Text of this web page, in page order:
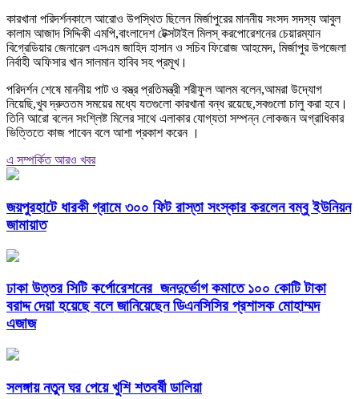
কারখানা পরিদর্শনকালে আরোও উপস্থিত ছিলেন মির্জাপুরের মাননীয় সংসদ সদস্য আবুল
কালাম আজাদ সিদ্দিকী এমপি,বাংলাদেশ টেক্সটাইল মিলস্ করপোরেশনের চেয়ারম্যান
বিগ্রেডিয়ার জেনারেল এসএম জাহিদ হাসান ও সচিব ফিরোজ আহমেদ, মির্জাপুর উপজেলা
নির্বাহী অফিসার খান সালমান হাবিব সহ প্রমূখ।
পরিদর্শন শেষে মাননীয় পাট ও বস্ত্র প্রতিমন্ত্রী শরীফুল আলম বলেন,আমরা উদ্যোগ
নিয়েছি,খুব দ্রুততম সময়ের মধ্যে যতগুলো কারখানা বন্ধ রয়েছে,সবগুলো চালু করা হবে।
তিনি আরো বলেন সংশ্লিষ্ট মিলের সাথে এলাকার যোগ্যতা সম্পন্ন লোকজন অগ্রাধিকার
ভিত্তিতে কাজ পাবেন বলে আশা প্রকাশ করেন ।
এ সম্পর্কিত আরও খবর
জয়পুরহাটে ধারকী গ্রামে ৩০০ ফিট রাস্তা সংস্কার করলেন বম্বু ইউনিয়ন
জামায়াত
ঢাকা উত্তর সিটি কর্পোরেশনের জনদুর্ভোগ কমাতে ১০০ কোটি টাকা
বরাদ্দ দেয়া হয়েছে বলে জানিয়েছেন ডিএনসিসির প্রশাসক মোহাম্মদ
এজাজ
সলঙ্গায় নতুন ঘর পেয়ে খুশি শতবর্ষী ডালিয়া